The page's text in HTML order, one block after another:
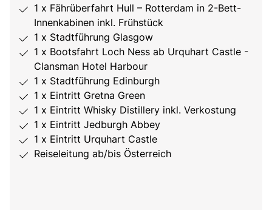
1 x Fährüberfahrt Hull – Rotterdam in 2-Bett-
Innenkabinen inkl. Frühstück
1 x Stadtführung Glasgow
1 x Bootsfahrt Loch Ness ab Urquhart Castle -
Clansman Hotel Harbour
1 x Stadtführung Edinburgh
1 x Eintritt Gretna Green
1 x Eintritt Whisky Distillery inkl. Verkostung
1 x Eintritt Jedburgh Abbey
1 x Eintritt Urquhart Castle
Reiseleitung ab/bis Österreich